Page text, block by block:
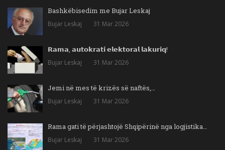
Bashkëbisedim me Bujar Leskaj
Bujar Leskaj 31 Mar 2026
𝗥𝗮𝗺𝗮, 𝗮𝘂𝘁𝗼𝗸𝗿𝗮𝘁𝗶 𝗲𝗹𝗲𝗸𝘁𝗼𝗿𝗮𝗹 𝗹𝗮𝗸𝘂𝗿𝗶𝗾!
Bujar Leskaj 31 Mar 2026
Jemi në mes të krizës së naftës,…
Bujar Leskaj 31 Mar 2026
Rama gati të përjashtojë Shqipërinë nga logjistika…
Bujar Leskaj 31 Mar 2026